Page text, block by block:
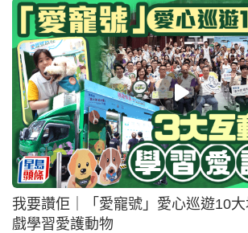
我要讚佢｜「愛寵號」愛心巡遊10
戲學習愛護動物